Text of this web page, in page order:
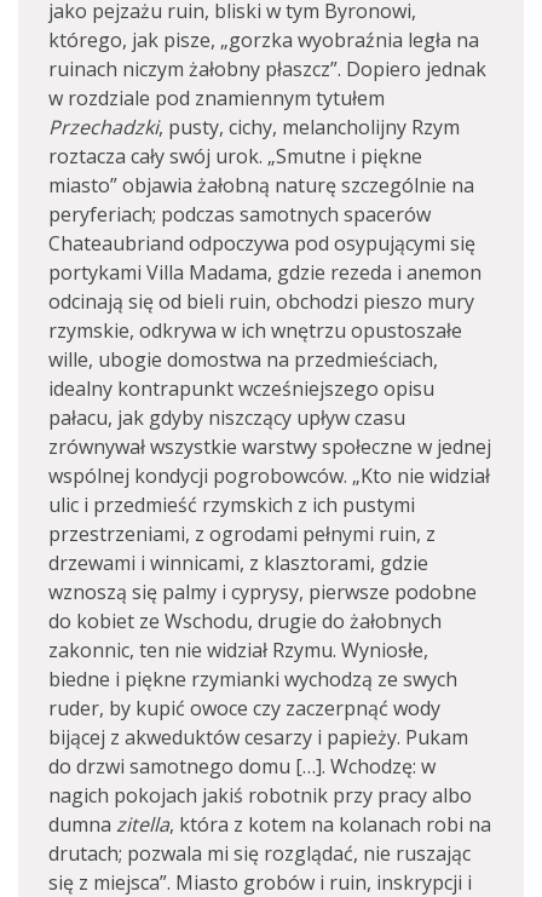
jako pejzażu ruin, bliski w tym Byronowi,
którego, jak pisze, „gorzka wyobraźnia legła na
ruinach niczym żałobny płaszcz”. Dopiero jednak
w rozdziale pod znamiennym tytułem
Przechadzki, pusty, cichy, melancholijny Rzym
roztacza cały swój urok. „Smutne i piękne
miasto” objawia żałobną naturę szczególnie na
peryferiach; podczas samotnych spacerów
Chateaubriand odpoczywa pod osypującymi się
portykami Villa Madama, gdzie rezeda i anemon
odcinają się od bieli ruin, obchodzi pieszo mury
rzymskie, odkrywa w ich wnętrzu opustoszałe
wille, ubogie domostwa na przedmieściach,
idealny kontrapunkt wcześniejszego opisu
pałacu, jak gdyby niszczący upływ czasu
zrównywał wszystkie warstwy społeczne w jednej
wspólnej kondycji pogrobowców. „Kto nie widział
ulic i przedmieść rzymskich z ich pustymi
przestrzeniami, z ogrodami pełnymi ruin, z
drzewami i winnicami, z klasztorami, gdzie
wznoszą się palmy i cyprysy, pierwsze podobne
do kobiet ze Wschodu, drugie do żałobnych
zakonnic, ten nie widział Rzymu. Wyniosłe,
biedne i piękne rzymianki wychodzą ze swych
ruder, by kupić owoce czy zaczerpnąć wody
bijącej z akweduktów cesarzy i papieży. Pukam
do drzwi samotnego domu […]. Wchodzę: w
nagich pokojach jakiś robotnik przy pracy albo
dumna zitella, która z kotem na kolanach robi na
drutach; pozwala mi się rozglądać, nie ruszając
się z miejsca”. Miasto grobów i ruin, inskrypcji i